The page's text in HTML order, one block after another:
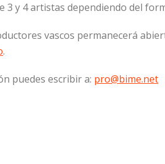
3 y 4 artistas dependiendo del
vascos permanecerá
.
puedes escribir a: pro@bime.net